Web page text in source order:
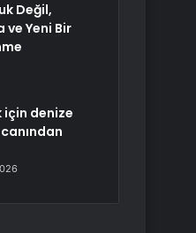
Değil,
ve Yeni Bir
için denize